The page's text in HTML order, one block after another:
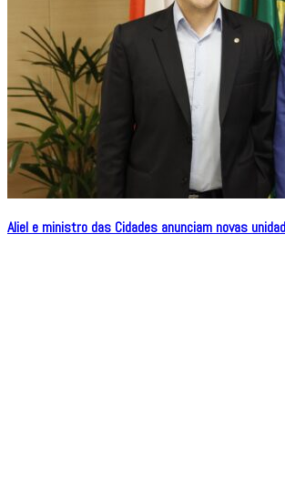
Aliel e ministro das Cidades anunciam novas